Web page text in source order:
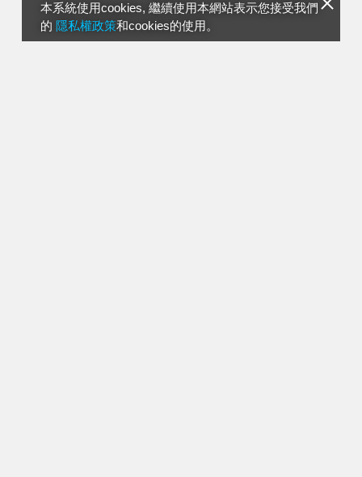
本系統使用cookies, 繼續使用本網站表示您接受我們
的 隱私權政策和cookies的使用。